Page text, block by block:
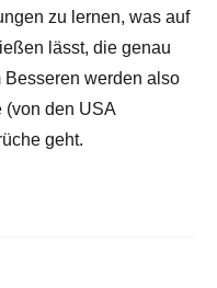
zu lernen, was auf
lässt, die genau
werden also
(von den USA
geht.